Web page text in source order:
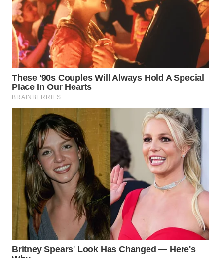
WN
SULSEL
WN
GORONTALO
WN
SULUT
WN
MALUKU
WN
MALUT
WN
DAIRI
WN
DANAU
TOBA